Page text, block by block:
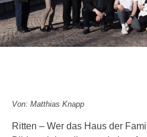
Von: Matthias Knapp
Ritten – Wer das Haus der